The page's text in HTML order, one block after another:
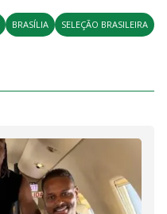
BRASÍLIA SELEÇÃO BRASILEIRA